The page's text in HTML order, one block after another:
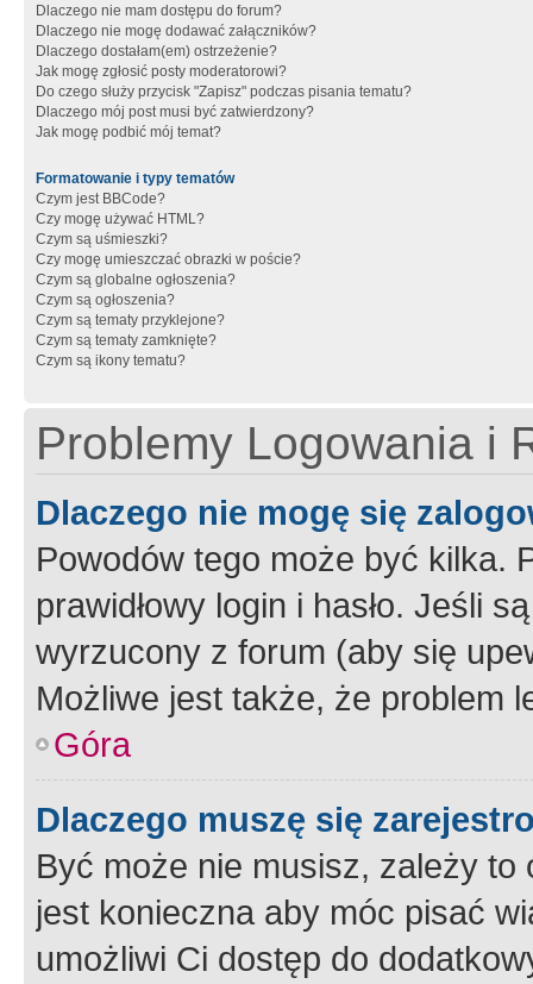
Dlaczego nie mam dostępu do forum?
Dlaczego nie mogę dodawać załączników?
Dlaczego dostałam(em) ostrzeżenie?
Jak mogę zgłosić posty moderatorowi?
Do czego służy przycisk "Zapisz" podczas pisania tematu?
Dlaczego mój post musi być zatwierdzony?
Jak mogę podbić mój temat?
Formatowanie i typy tematów
Czym jest BBCode?
Czy mogę używać HTML?
Czym są uśmieszki?
Czy mogę umieszczać obrazki w poście?
Czym są globalne ogłoszenia?
Czym są ogłoszenia?
Czym są tematy przyklejone?
Czym są tematy zamknięte?
Czym są ikony tematu?
Problemy Logowania i
Dlaczego nie mogę się
Powodów tego może być kilka.
prawidłowy login i hasło. Jeśli
wyrzucony z forum (aby się
Możliwe jest także, że problem
Góra
Dlaczego muszę się
Być może nie musisz, zależy
jest konieczna aby móc pisać
umożliwi Ci dostęp do